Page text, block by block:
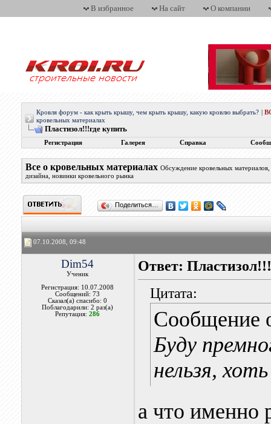
В избранное На сайт О компании
Кровля форум - как крыть крышу, чем крыть крышу, какую кровлю выбрать?
кровельных материалах
Пластизол!!!где купить
Регистрация Галерея Справка
Все о кровельных материалах Обсуждение кровельных
дизайна, новинки кровельного рынка
Поделиться…
07.10.2008, 09:48
Dim54
Ученик
Регистрация: 10.07.2008
Сообщений: 73
Сказал(а) спасибо: 0
Поблагодарили: 2 раз(а)
Репутация:286
Ответ:
Цитата:
Сообщение
Буду
нельзя,
а что именно